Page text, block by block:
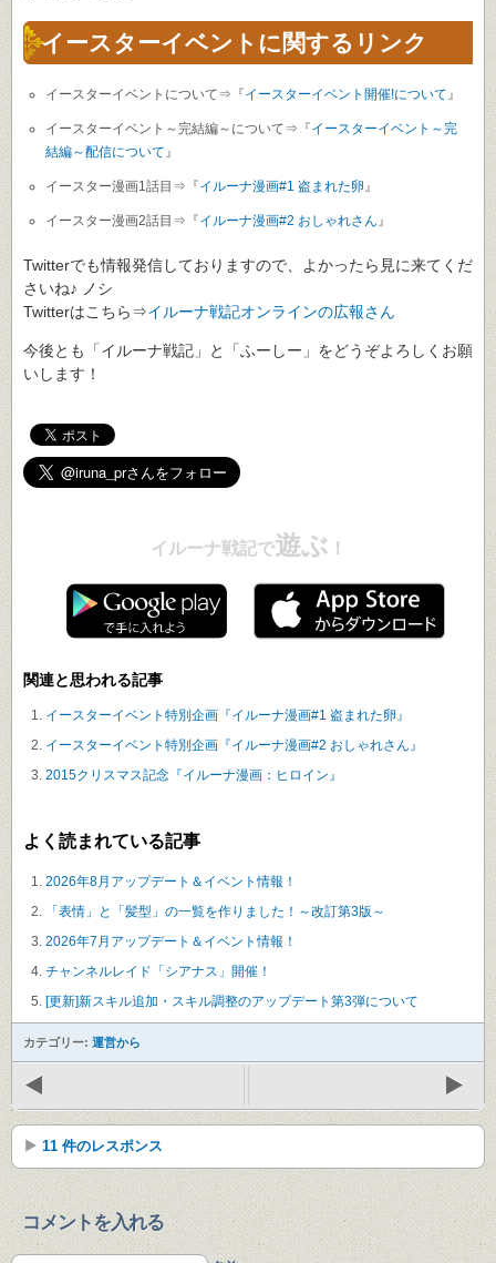
イースターイベントに関するリンク
イースターイベントについて⇒『イースターイベント開催!について』
イースターイベント～完結編～について⇒『イースターイベント～完
結編～配信について』
イースター漫画1話目⇒『イルーナ漫画#1 盗まれた卵』
イースター漫画2話目⇒『イルーナ漫画#2 おしゃれさん』
Twitterでも情報発信しておりますので、よかったら見に来てくだ
さいね♪ ノシ
Twitterはこちら⇒イルーナ戦記オンラインの広報さん
今後とも「イルーナ戦記」と「ふーしー」をどうぞよろしくお願
いします！
イルーナ戦記で遊ぶ
関連と思われる記事
イースターイベント特別企画『イルーナ漫画#1 盗まれた卵』
イースターイベント特別企画『イルーナ漫画#2 おしゃれさん』
2015クリスマス記念『イルーナ漫画：ヒロイン』
よく読まれている記事
2026年8月アップデート＆イベント情報！
「表情」と「髪型」の一覧を作りました！～改訂第3版～
2026年7月アップデート＆イベント情報！
チャンネルレイド「シアナス」開催！
[更新]新スキル追加・スキル調整のアップデート第3弾について
カテゴリー: 運営から
11 件のレスポンス
コメントを入れる